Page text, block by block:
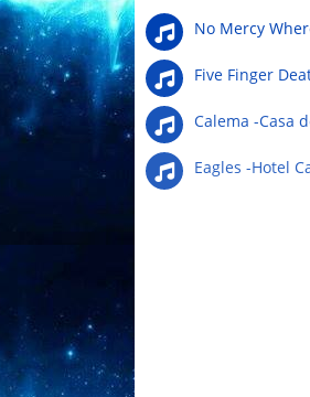
No Mercy
Five Finger
Calema -Casa
Eagles -Hotel